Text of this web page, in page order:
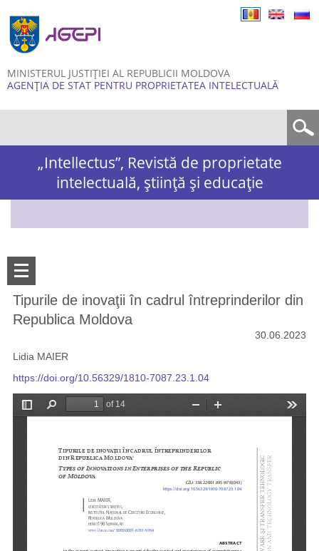
MINISTERUL JUSTIȚIEI AL REPUBLICII MOLDOVA
AGENȚIA DE STAT PENTRU PROPRIETATEA INTELECTUALĂ
„Intellectus”, Revistă de proprietate
intelectuală, știință și educație
Tipurile de inovaţii în cadrul întreprinderilor din
Republica Moldova
30.06.2023
Lidia MAIER
https://doi.org/10.56329/1810-7087.23.1.04